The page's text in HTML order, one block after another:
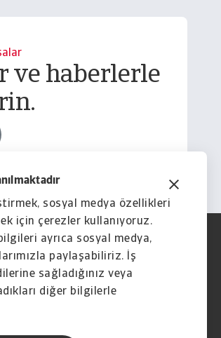
sosyal medya özellikleri
için çerezler kullanıyoruz.
ayrıca sosyal medya,
paylaşabiliriz. İş
sağladığınız veya
diğer bilgilerle
ve haberlerle